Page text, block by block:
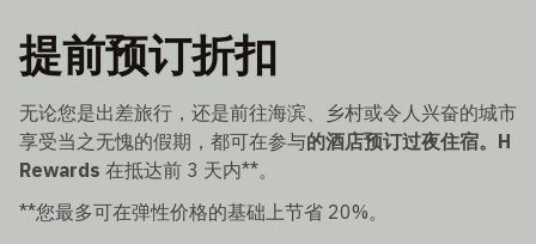
提前预订折扣
无论您是出差旅行，还是前往海滨、乡村或令人兴奋的城市
享受当之无愧的假期，都可在参与的酒店预订过夜住宿。H
Rewards 在抵达前 3 天内**。
**您最多可在弹性价格的基础上节省 20%。